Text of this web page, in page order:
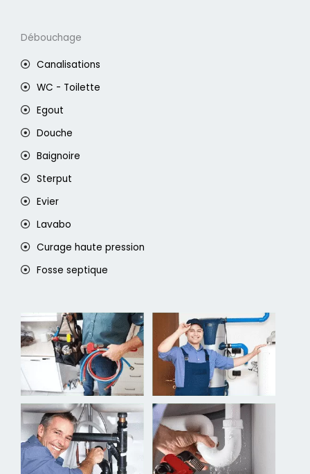
Débouchage
Canalisations
WC - Toilette
Egout
Douche
Baignoire
Sterput
Evier
Lavabo
Curage haute pression
Fosse septique